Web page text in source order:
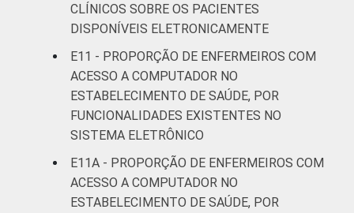
CLÍNICOS SOBRE OS PACIENTES
DISPONÍVEIS ELETRONICAMENTE
E11 - PROPORÇÃO DE ENFERMEIROS COM
ACESSO A COMPUTADOR NO
ESTABELECIMENTO DE SAÚDE, POR
FUNCIONALIDADES EXISTENTES NO
SISTEMA ELETRÔNICO
E11A - PROPORÇÃO DE ENFERMEIROS COM
ACESSO A COMPUTADOR NO
ESTABELECIMENTO DE SAÚDE, POR